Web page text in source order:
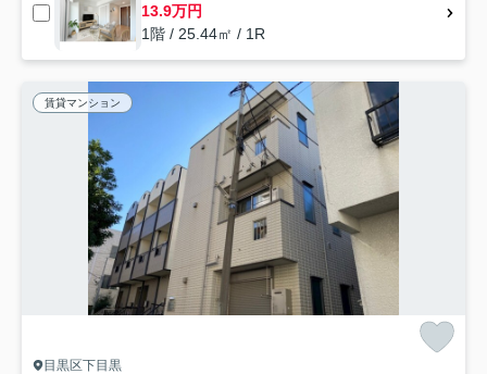
13.9万円
1階 / 25.44㎡ / 1R
賃貸マンション
目黒区下目黒